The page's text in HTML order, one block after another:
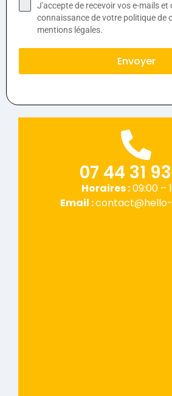
J'accepte de recevoir vos e-mails
connaissance de votre politique de
mentions légales.
Envoyer
07 44 31
Horaires :09:00 –
Email :